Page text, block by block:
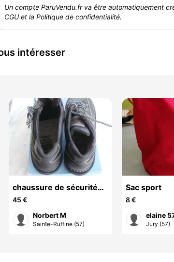
Un compte ParuVendu.fr va être automatiquement
CGU et la Politique de confidentialité.
intéresser
chaussure de sécurité
neuve
45 €
Norbert M
Sainte-Ruffine (57)
Sac sport
8 €
elaine
Jury (57)